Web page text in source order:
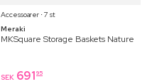
Accessoarer ⋅ 7 st
Meraki
MKSquare Storage Baskets Nature
SEK 691 95